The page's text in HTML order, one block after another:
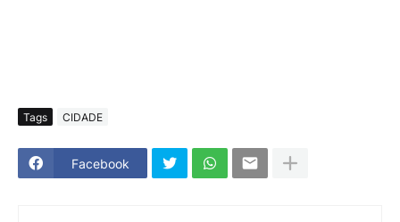
Tags CIDADE
Facebook